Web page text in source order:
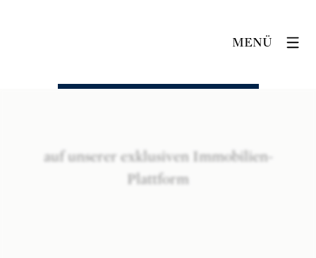
MENÜ
auf unserer exklusiven Immobilien-
Plattform